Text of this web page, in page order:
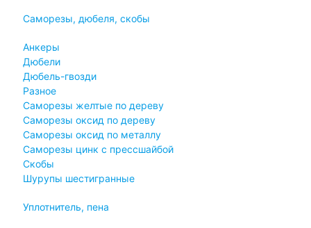
Саморезы, дюбеля, скобы
Анкеры
Дюбели
Дюбель-гвозди
Разное
Саморезы желтые по дереву
Саморезы оксид по дереву
Саморезы оксид по металлу
Саморезы цинк с прессшайбой
Скобы
Шурупы шестигранные
Уплотнитель, пена